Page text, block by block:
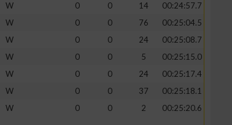
W 0 0 14
00:24:57.7
W 0 0 76
00:25:04.5
W 0 0 24
00:25:08.7
W 0 0 5
00:25:15.0
W 0 0 24
00:25:17.4
W 0 0 37
00:25:18.1
W 0 0 2 00:25:20.6